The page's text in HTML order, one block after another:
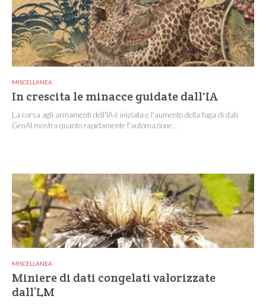
MISCELLANEA
In crescita le minacce guidate dall'IA
La corsa agli armamenti dell'IA è iniziata e l'aumento della fuga di dati
GenAI mostra quanto rapidamente l'automazione...
MISCELLANEA
Miniere di dati congelati valorizzate
dall’LM